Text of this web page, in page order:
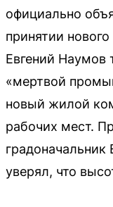
официально
принятии
Евгений Наумов
«мертвой
новый жилой
рабочих мест.
уверял, что